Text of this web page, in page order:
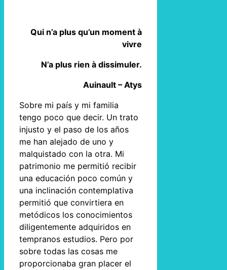
Qui n’a plus qu’un moment à
vivre
N’a plus rien à dissimuler.
Auinault – Atys
Sobre mi país y mi familia
tengo poco que decir. Un trato
injusto y el paso de los años
me han alejado de uno y
malquistado con la otra. Mi
patrimonio me permitió recibir
una educación poco común y
una inclinación contemplativa
permitió que convirtiera en
metódicos los conocimientos
diligentemente adquiridos en
tempranos estudios. Pero por
sobre todas las cosas me
proporcionaba gran placer el